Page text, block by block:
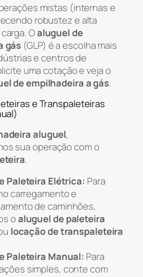
mistas (internas e
robustez e alta
Oaluguel de
gás (GLP) é a escolha mais
e centros de
uma cotação e veja o
de empilhadeira a gás.
e Transpaleteiras
aluguel,
sua operação com o
.
Paleteira Elétrica: Para
carregamento e
de caminhões,
oaluguel de paleteira
locação de transpaleteira
Paleteira Manual: Para
simples, conte com